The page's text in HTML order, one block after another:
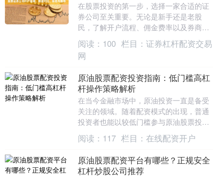
在股票投资的第一步，选择一家合适的证
券公司至关重要。无论是新手还是老股
民，了解开户流程、佣金费率以及券商综
合实力，都能帮助你在投资路上少走弯
路。本文将为你提供一....
阅读： 100 栏目： 证券杠杆配资交易
网
原油股票配资投资指南：低门槛高杠
杆操作策略解析
在当今金融市场中，原油投资一直是备受
关注的领域。随着配资模式的出现，普通
投资者也能以较低门槛参与原油股票投资
股票金融配资，并借助杠杆效应放大收
益。本文将深入解析....
阅读： 117 栏目： 在线配资开户
原油股票配资平台有哪些？正规安全
杠杆炒股公司推荐